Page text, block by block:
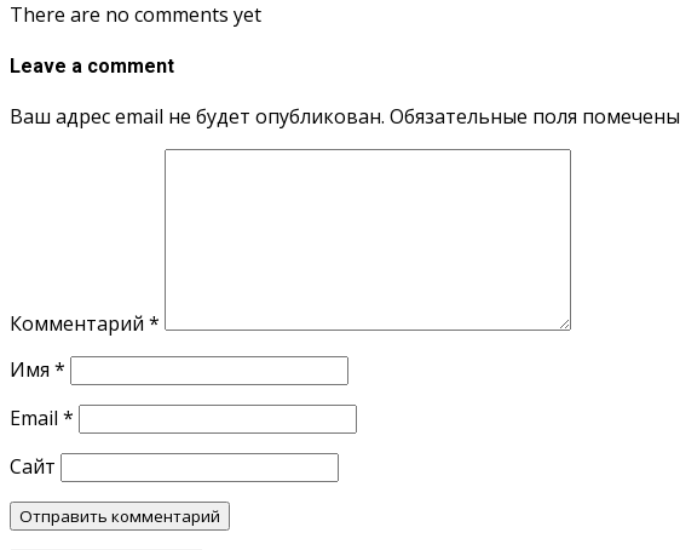
There are no comments yet
Leave a comment
Ваш адрес email не будет опубликован. Обязательные поля помечены
Комментарий *
Имя *
Email *
Сайт